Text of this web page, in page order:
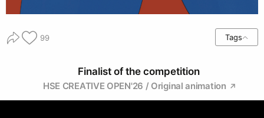
99 Tags
Finalist of the competition
HSE CREATIVE OPEN'26 / Original animation